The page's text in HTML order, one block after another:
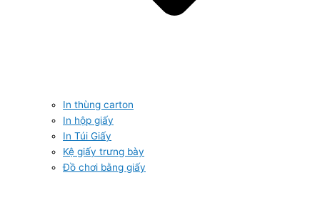
In thùng carton
In hộp giấy
In Túi Giấy
Kệ giấy trưng bày
Đồ chơi bằng giấy